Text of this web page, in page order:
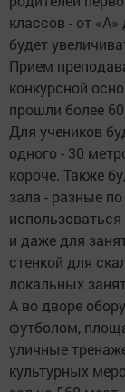
классов - от
будет
Прием
конкурсной
прошли более
Для учеников
одного - 30
короче. Также
зала - разные
и даже для
стенкой для
локальных
А во дворе
футболом,
уличные
культурных